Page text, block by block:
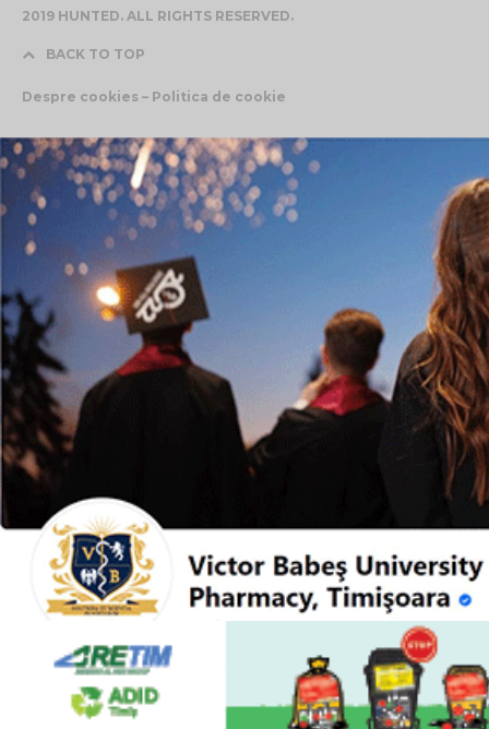
2019 HUNTED. ALL RIGHTS RESERVED.
BACK TO TOP
Despre cookies – Politica de cookie